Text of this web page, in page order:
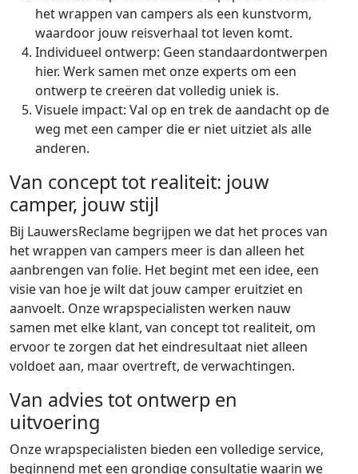
het wrappen van campers als een kunstvorm,
waardoor jouw reisverhaal tot leven komt.
Individueel ontwerp: Geen standaardontwerpen
hier. Werk samen met onze experts om een
ontwerp te creëren dat volledig uniek is.
Visuele impact: Val op en trek de aandacht op de
weg met een camper die er niet uitziet als alle
anderen.
Van concept tot realiteit: jouw
camper, jouw stijl
Bij LauwersReclame begrijpen we dat het proces van
het wrappen van campers meer is dan alleen het
aanbrengen van folie. Het begint met een idee, een
visie van hoe je wilt dat jouw camper eruitziet en
aanvoelt. Onze wrapspecialisten werken nauw
samen met elke klant, van concept tot realiteit, om
ervoor te zorgen dat het eindresultaat niet alleen
voldoet aan, maar overtreft, de verwachtingen.
Van advies tot ontwerp en
uitvoering
Onze wrapspecialisten bieden een volledige service,
beginnend met een grondige consultatie waarin we